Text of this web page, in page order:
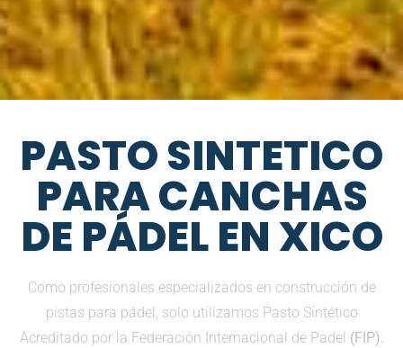
PASTO SINTETICO
PARA CANCHAS
DE PÁDEL EN XICO
Como profesionales especializados en construcción de
pistas para pádel, solo utilizamos Pasto Sintético
Acreditado por la Federación Internacional de Padel (FIP).